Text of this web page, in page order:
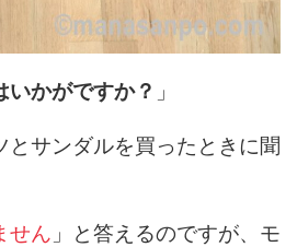
いかがですか？ 」
とサンダルを買ったときに聞
せん 」と答えるのですが、モ